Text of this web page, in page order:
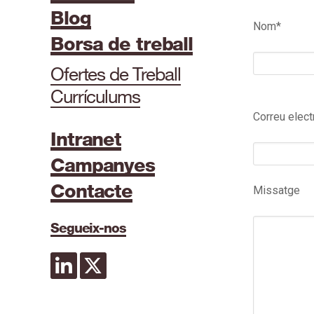
Blog
Borsa de treball
Ofertes de Treball
Currículums
Intranet
Campanyes
Contacte
Segueix-nos
Nom*
Correu
Missatge